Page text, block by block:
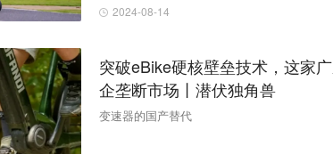
2024-08-14
突破eBike硬核壁垒技术，这家
企垄断市场丨潜伏独角兽
变速器的国产替代